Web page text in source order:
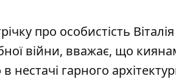
про особистість
війни, вважає, що
нестачі гарного